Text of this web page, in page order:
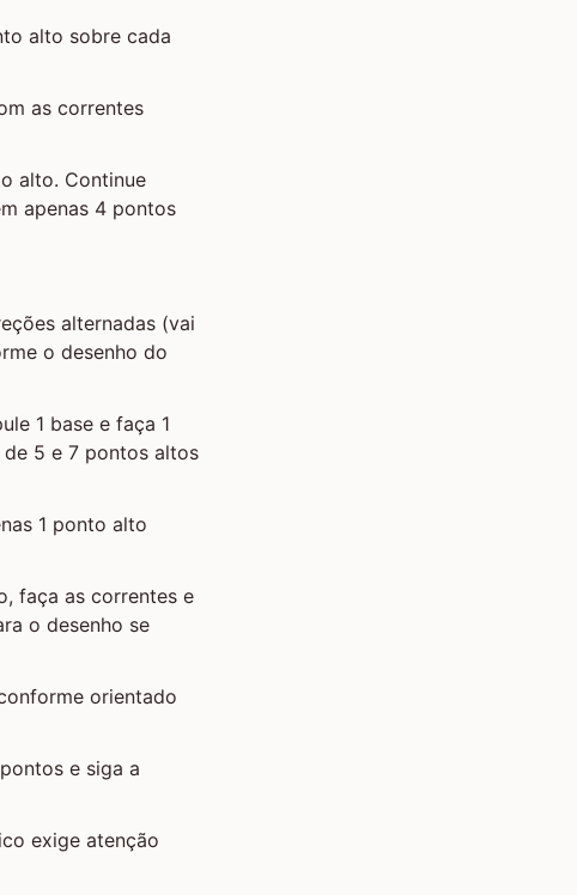
alto sobre cada
as correntes
alto. Continue
apenas 4 pontos
alternadas (vai
o desenho do
1 base e faça 1
5 e 7 pontos altos
1 ponto alto
faça as correntes e
o desenho se
orientado
e siga a
exige atenção